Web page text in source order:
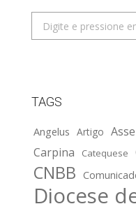
Search:
TAGS
Angelus Artigo
Carpina Catequese
CNBB
Diocese